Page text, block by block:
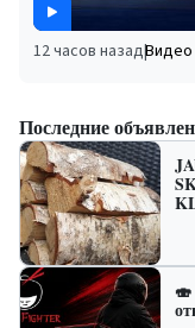
12 часов назад|Видео
Последние